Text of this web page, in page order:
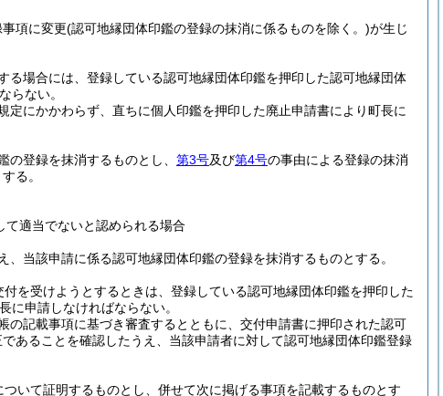
項に変更(認可地縁団体印鑑の登録の抹消に係るものを除く。)が生じ
場合には、登録している認可地縁団体印鑑を押印した認可地縁団体
らない。
定にかかわらず、直ちに個人印鑑を押印した廃止申請書により町長に
登録を抹消するものとし、 第3号及び第4号の事由による登録の抹消
る。
適当でないと認められる場合
当該申請に係る認可地縁団体印鑑の登録を抹消するものとする。
を受けようとするときは、登録している認可地縁団体印鑑を押印した
に申請しなければならない。
記載事項に基づき審査するとともに、交付申請書に押印された認可
あることを確認したうえ、当該申請者に対して認可地縁団体印鑑登録
いて証明するものとし、併せて次に掲げる事項を記載するものとす